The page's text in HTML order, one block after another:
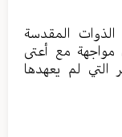
المقدسة
مواجهة مع أعتى
التي لم يعهدها